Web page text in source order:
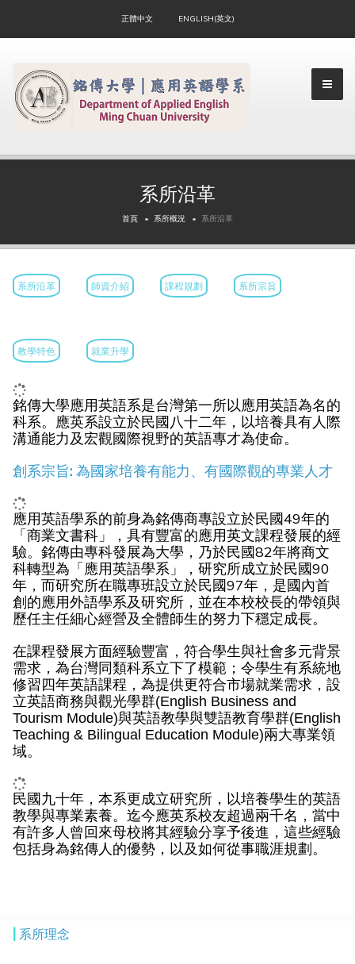
正體中文 ENGLISH(英文)
▼
系所沿革
首頁 系所概況 系所沿革
系所沿革 師資介紹 課程規劃 系所宗旨
教學特色 就業升學
銘傳大學應用英語系是台灣第一所以應用英語為名的
科系。應英系設立於民國八十二年，以培養具有人際
溝通能力及宏觀國際視野的英語專才為使命。
創系宗旨: 為國家培養有能力、有國際觀的專業人才
應用英語學系的前身為銘傳商專設立於民國49年的
「商業文書科」，具有豐富的應用英文課程發展的經
驗。銘傳由專科發展為大學，乃於民國82年將商文
科轉型為「應用英語學系」，研究所成立於民國90
年，而研究所在職專班設立於民國97年，是國內首
創的應用外語學系及研究所，並在本校校長的帶領與
歷任主任細心經營及全體師生的努力下穩定成長。
在課程發展方面經驗豐富，符合學生與社會多元背景
需求，為台灣同類科系立下了模範；令學生有系統地
修習四年英語課程，為提供更符合市場就業需求，設
立英語商務與觀光學群(English Business and
Tourism Module)與英語教學與雙語教育學群(English
Teaching & Bilingual Education Module)兩大專業領
域。
民國九十年，本系更成立研究所，以培養學生的英語
教學與專業素養。迄今應英系校友超過兩千名，當中
有許多人曾回來母校將其經驗分享予後進，這些經驗
包括身為銘傳人的優勢，以及如何從事職涯規劃。
| 系所理念